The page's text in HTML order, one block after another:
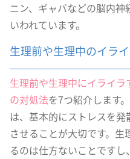
ニン、ギャバなどの脳内
いわれています。
生理前や生理中のイラ
生理前や生理中にイライ
の対処法を7つ紹介します
は、基本的にストレスを
させることが大切です。
るのは仕方ないことですし